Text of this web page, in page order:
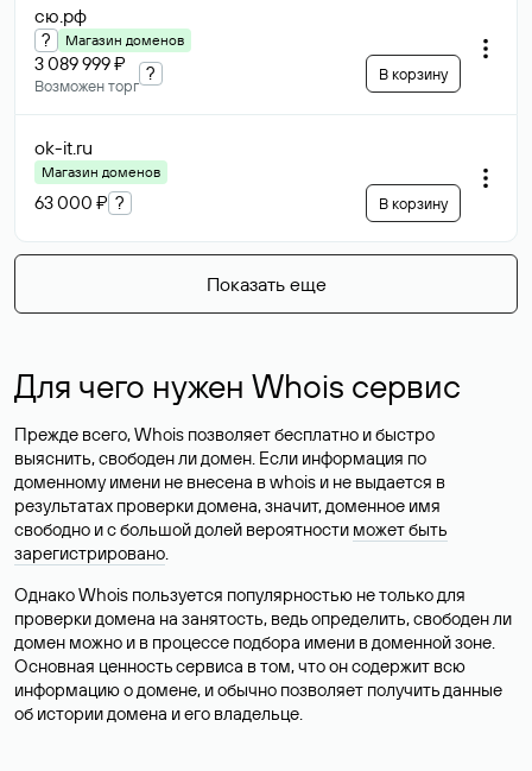
сю.рф
? Магазин доменов
3 089 999 ₽
Возможен торг
? В корзину
ok-it.ru
Магазин доменов
63 000 ₽ ? В корзину
Показать еще
Для чего нужен Whois сервис
Прежде всего, Whois позволяет бесплатно и быстро
выяснить, свободен ли домен. Если информация по
доменному имени не внесена в whois и не выдается в
результатах проверки домена, значит, доменное имя
свободно и с большой долей вероятности может быть
зарегистрировано.
Однако Whois пользуется популярностью не только для
проверки домена на занятость, ведь определить, свободен ли
домен можно и в процессе подбора имени в доменной зоне.
Основная ценность сервиса в том, что он содержит всю
информацию о домене, и обычно позволяет получить данные
об истории домена и его владельце.